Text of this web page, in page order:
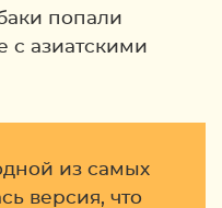
попали
с азиатскими
из самых
версия, что